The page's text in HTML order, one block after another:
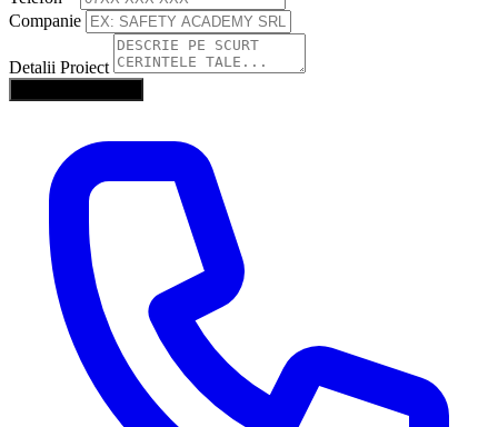
Companie
Detalii Proiect